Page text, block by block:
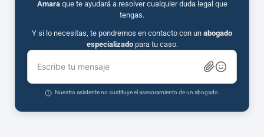
Amaraque te ayudará a resolver cualquier duda legal que
tengas.
Y si lo necesitas, te pondremos en contacto con un abogado
especializadopara tu caso.
Escribe tu mensaje
Nuestro asistente no sustituye el asesoramiento de un abogado.